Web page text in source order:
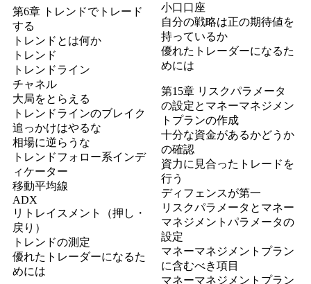
第6章 トレンドでトレード
する
トレンドとは何か
トレンド
トレンドライン
チャネル
大局をとらえる
トレンドラインのブレイク
追っかけはやるな
相場に逆らうな
トレンドフォロー系インデ
ィケーター
移動平均線
ADX
リトレイスメント（押し・
戻り）
トレンドの測定
優れたトレーダーになるた
めには
小口口座
自分の戦略は正の期待値を
持っているか
優れたトレーダーになるた
めには
第15章 リスクパラメータ
の設定とマネーマネジメン
トプランの作成
十分な資金があるかどうか
の確認
資力に見合ったトレードを
行う
ディフェンスが第一
リスクパラメータとマネー
マネジメントパラメータの
設定
マネーマネジメントプラン
に含むべき項目
マネーマネジメントプラン